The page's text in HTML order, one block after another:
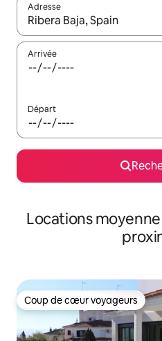
Adresse
Lorsque les résultats
Arrivée
Départ
Locations
Coup de cœur voyageurs
Coup de cœur voyageurs